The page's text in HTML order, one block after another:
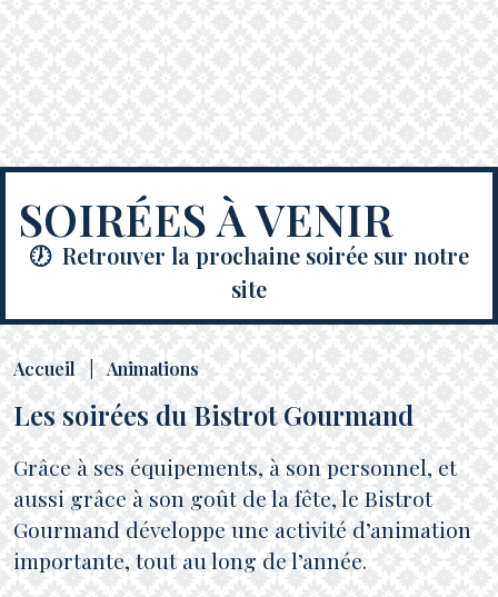
SOIRÉES À VENIR
Retrouver la prochaine soirée sur notre
site
Accueil Animations
Les soirées du Bistrot Gourmand
Grâce à ses équipements, à son personnel, et
aussi grâce à son goût de la fête, le Bistrot
Gourmand développe une activité d’animation
importante, tout au long de l’année.